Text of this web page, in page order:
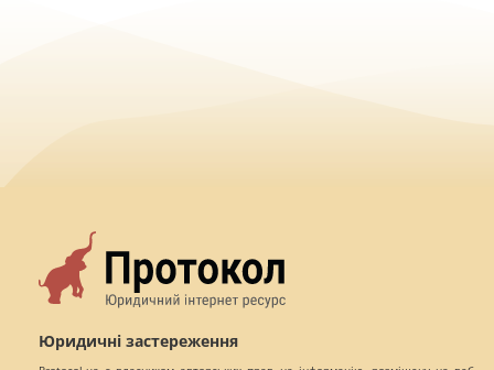
Юридичні застереження